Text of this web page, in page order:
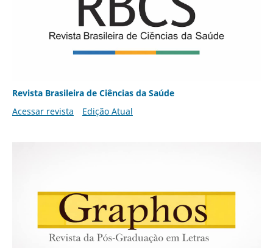
Revista Brasileira de Ciências da Saúde
Acessar revista
Edição Atual